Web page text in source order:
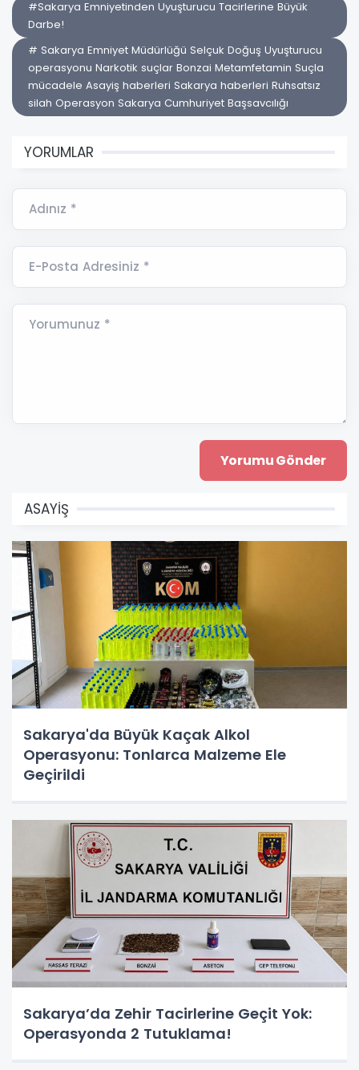
#Sakarya Emniyetinden Uyuşturucu Tacirlerine Büyük
Darbe!
# Sakarya Emniyet Müdürlüğü Selçuk Doğuş Uyuşturucu
operasyonu Narkotik suçlar Bonzai Metamfetamin Suçla
mücadele Asayiş haberleri Sakarya haberleri Ruhsatsız
silah Operasyon Sakarya Cumhuriyet Başsavcılığı
YORUMLAR
Adınız *
E-Posta Adresiniz *
Yorumunuz *
ASAYİŞ
Sakarya'da Büyük Kaçak Alkol
Operasyonu: Tonlarca Malzeme Ele
Geçirildi
Sakarya’da Zehir Tacirlerine Geçit Yok:
Operasyonda 2 Tutuklama!